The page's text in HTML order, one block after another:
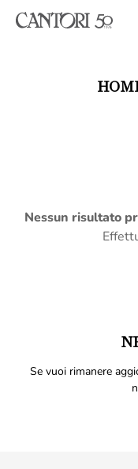
Nessun risultato
Se vuoi rimanere